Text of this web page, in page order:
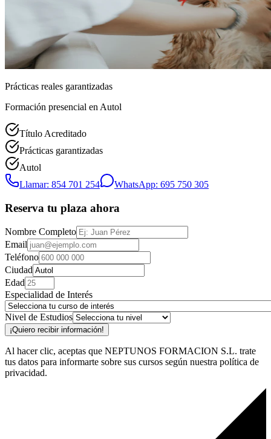
Prácticas reales garantizadas
Formación presencial en Autol
Título Acreditado
Prácticas garantizadas
Autol
Llamar: 854 701 254
WhatsApp: 695 750 305
Reserva tu plaza ahora
Nombre Completo
Email
Teléfono
Ciudad
Edad
Especialidad de Interés
Nivel de Estudios
¡Quiero recibir información!
Al hacer clic, aceptas que NEPTUNOS FORMACION S.L. trate
tus datos para informarte sobre sus cursos según nuestra política de
privacidad.